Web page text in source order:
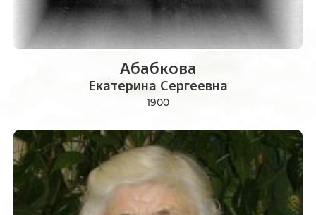
Абабкова
Екатерина Сергеевна
1900